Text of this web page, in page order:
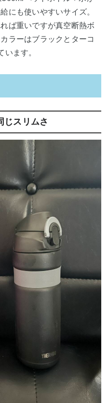
にも使いやすいサイズ。
ば重いですが真空断熱ボ
ラーはブラックとターコ
います。
じスリムさ